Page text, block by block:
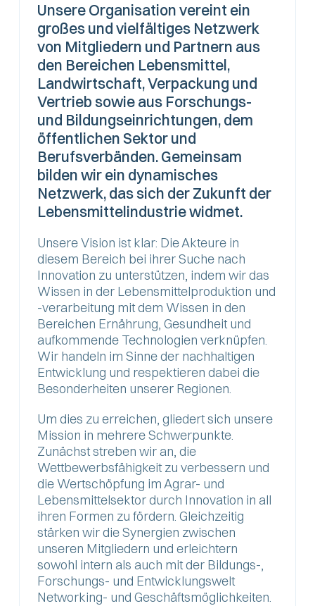
Unsere Organisation vereint ein
großes und vielfältiges Netzwerk
von Mitgliedern und Partnern aus
den Bereichen Lebensmittel,
Landwirtschaft, Verpackung und
Vertrieb sowie aus Forschungs-
und Bildungseinrichtungen, dem
öffentlichen Sektor und
Berufsverbänden. Gemeinsam
bilden wir ein dynamisches
Netzwerk, das sich der Zukunft der
Lebensmittelindustrie widmet.
Unsere Vision ist klar: Die Akteure in
diesem Bereich bei ihrer Suche nach
Innovation zu unterstützen, indem wir das
Wissen in der Lebensmittelproduktion und
-verarbeitung mit dem Wissen in den
Bereichen Ernährung, Gesundheit und
aufkommende Technologien verknüpfen.
Wir handeln im Sinne der nachhaltigen
Entwicklung und respektieren dabei die
Besonderheiten unserer Regionen.
Um dies zu erreichen, gliedert sich unsere
Mission in mehrere Schwerpunkte.
Zunächst streben wir an, die
Wettbewerbsfähigkeit zu verbessern und
die Wertschöpfung im Agrar- und
Lebensmittelsektor durch Innovation in all
ihren Formen zu fördern. Gleichzeitig
stärken wir die Synergien zwischen
unseren Mitgliedern und erleichtern
sowohl intern als auch mit der Bildungs-,
Forschungs- und Entwicklungswelt
Networking- und Geschäftsmöglichkeiten.